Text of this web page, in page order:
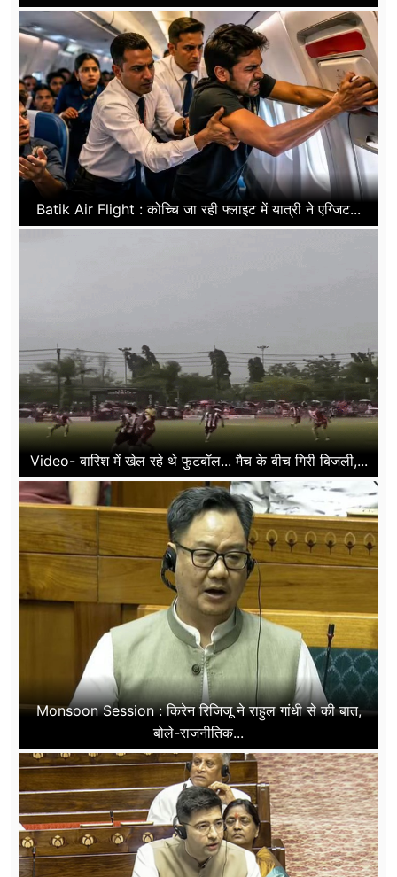
Batik Air Flight : कोच्चि जा रही फ्लाइट में यात्री ने एग्जिट...
Video- बारिश में खेल रहे थे फुटबॉल... मैच के बीच गिरी बिजली,...
Monsoon Session : किरेन रिजिजू ने राहुल गांधी से की बात,
बोले-राजनीतिक...